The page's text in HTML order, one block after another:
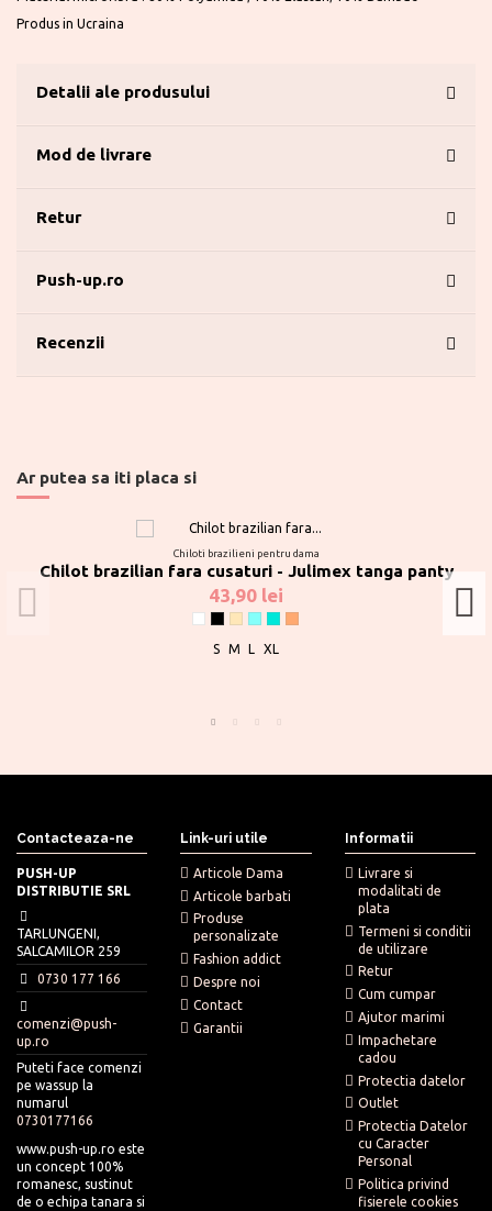
Produs in Ucraina
Detalii ale produsului
Mod de livrare
Retur
Push-up.ro
Recenzii
Ar putea sa iti placa si
Chiloti brazilieni pentru dama
Chilot brazilian fara cusaturi - Julimex tanga panty
43,90 lei
AlbNegru
BejBleuTurqoise
Caramel
S
M L XL
Contacteaza-ne
PUSH-UP
DISTRIBUTIE SRL
TARLUNGENI,
SALCAMILOR 259
0730 177 166
comenzi@push-
up.ro
Puteti face comenzi
pe wassup la
numarul
0730177166
www.push-up.ro este
un concept 100%
romanesc, sustinut
de o echipa tanara si
Link-uri utile
Articole Dama
Articole barbati
Produse
personalizate
Fashion addict
Despre noi
Contact
Garantii
Informatii
Livrare si
modalitati de
plata
Termeni si conditii
de utilizare
Retur
Cum cumpar
Ajutor marimi
Impachetare
cadou
Protectia datelor
Outlet
Protectia Datelor
cu Caracter
Personal
Politica privind
fisierele cookies